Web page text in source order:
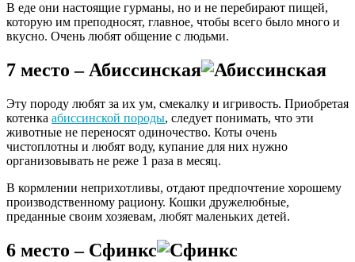
В еде они настоящие гурманы, но и не перебирают пищей,
которую им преподносят, главное, чтобы всего было много и
вкусно. Очень любят общение с людьми.
7 место – Абиссинская
Эту породу любят за их ум, смекалку и игривость. Приобретая
котенка абиссинской породы, следует понимать, что эти
животные не переносят одиночество. Коты очень
чистоплотны и любят воду, купание для них нужно
организовывать не реже 1 раза в месяц.
В кормлении неприхотливы, отдают предпочтение хорошему
производственному рациону. Кошки дружелюбные,
преданные своим хозяевам, любят маленьких детей.
6 место – Сфинкс